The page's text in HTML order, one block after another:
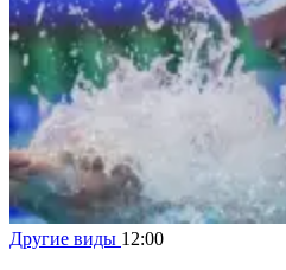
Другие виды 12:00